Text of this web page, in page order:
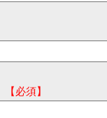
【必須】